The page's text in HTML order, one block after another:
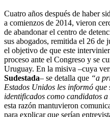
Cuatro años después de haber
a comienzos de 2014, vieron
de abandonar el centro de
sus abogados, remitida el 26 de
el objetivo de que este
proceso ante el Congreso y se
Uruguay. En la misiva –cuya
Sudestada– se detalla que “a
Estados Unidos les informó que
identificados como candidatos
esta razón mantuvieron
para explicar que serían